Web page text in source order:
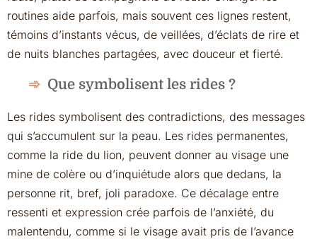
routines aide parfois, mais souvent ces lignes restent,
témoins d’instants vécus, de veillées, d’éclats de rire et
de nuits blanches partagées, avec douceur et fierté.
Que symbolisent les rides ?
Les rides symbolisent des contradictions, des messages
qui s’accumulent sur la peau. Les rides permanentes,
comme la ride du lion, peuvent donner au visage une
mine de colère ou d’inquiétude alors que dedans, la
personne rit, bref, joli paradoxe. Ce décalage entre
ressenti et expression crée parfois de l’anxiété, du
malentendu, comme si le visage avait pris de l’avance